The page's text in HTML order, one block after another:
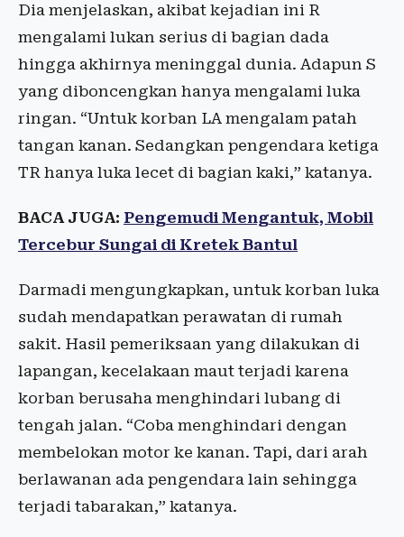
Dia menjelaskan, akibat kejadian ini R
mengalami lukan serius di bagian dada
hingga akhirnya meninggal dunia. Adapun S
yang diboncengkan hanya mengalami luka
ringan. “Untuk korban LA mengalam patah
tangan kanan. Sedangkan pengendara ketiga
TR hanya luka lecet di bagian kaki,” katanya.
BACA JUGA: Pengemudi Mengantuk, Mobil
Tercebur Sungai di Kretek Bantul
Darmadi mengungkapkan, untuk korban luka
sudah mendapatkan perawatan di rumah
sakit. Hasil pemeriksaan yang dilakukan di
lapangan, kecelakaan maut terjadi karena
korban berusaha menghindari lubang di
tengah jalan. “Coba menghindari dengan
membelokan motor ke kanan. Tapi, dari arah
berlawanan ada pengendara lain sehingga
terjadi tabarakan,” katanya.